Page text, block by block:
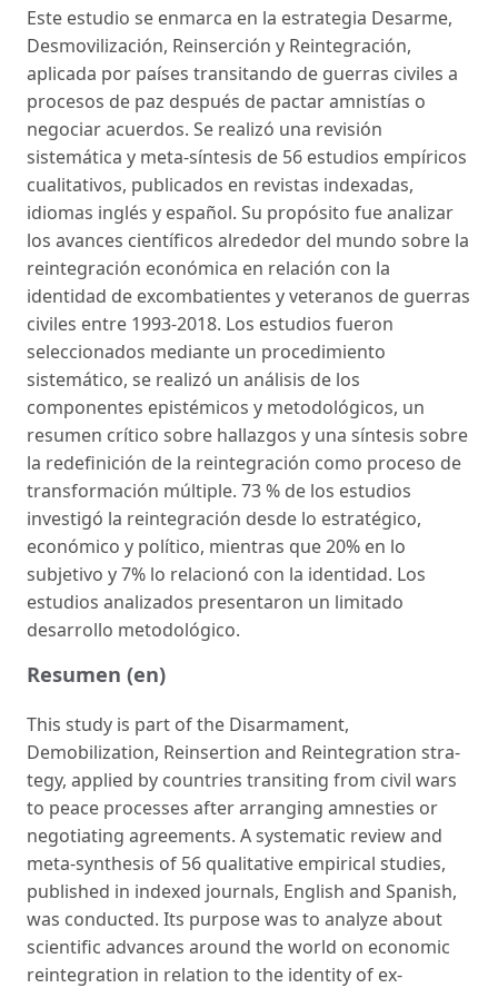
Este estudio se enmarca en la estrategia Desarme,
Desmovilización, Reinserción y Reinte­gración,
aplicada por países transitando de guerras civiles a
procesos de paz después de pac­tar amnistías o
negociar acuerdos. Se realizó una revisión
sistemática y meta-síntesis de 56 estudios empíricos
cualitativos, publicados en revistas indexadas,
idiomas inglés y español. Su propósito fue analizar
los avances científicos alrededor del mundo sobre la
reintegración económica en relación con la
identidad de excombatientes y veteranos de guerras
civiles entre 1993-2018. Los estudios fueron
seleccionados mediante un procedimiento
sistemático, se realizó un análisis de los
componentes epistémicos y metodológicos, un
resumen crítico sobre hallazgos y una síntesis sobre
la redefinición de la reintegración como proceso de
transformación múltiple. 73 % de los estudios
investigó la reintegración desde lo estratégico,
económico y político, mientras que 20% en lo
subjetivo y 7% lo relacionó con la identidad. Los
estudios analizados presentaron un limitado
desarrollo metodológico.
Resumen (en)
This study is part of the Disarmament,
Demobilization, Reinsertion and Reintegration stra­
tegy, applied by countries transiting from civil wars
to peace processes after arranging am­nesties or
negotiating agreements. A systematic review and
meta-synthesis of 56 qualitative empirical studies,
published in indexed journals, English and Spanish,
was conducted. Its purpose was to analyze about
scientific advances around the world on economic
reintegra­tion in relation to the identity of ex-